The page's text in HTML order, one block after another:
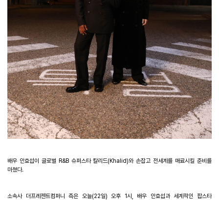
배우 안효섭이 글로벌 R&B 슈퍼스타 칼리드(Khalid)와 손잡고 전세계를 매료시킬 준비를
마쳤다.
소속사 더프레젠트컴퍼니 측은 오늘(22일)오후 1시
배우 안효섭과 세계적인 팝스타